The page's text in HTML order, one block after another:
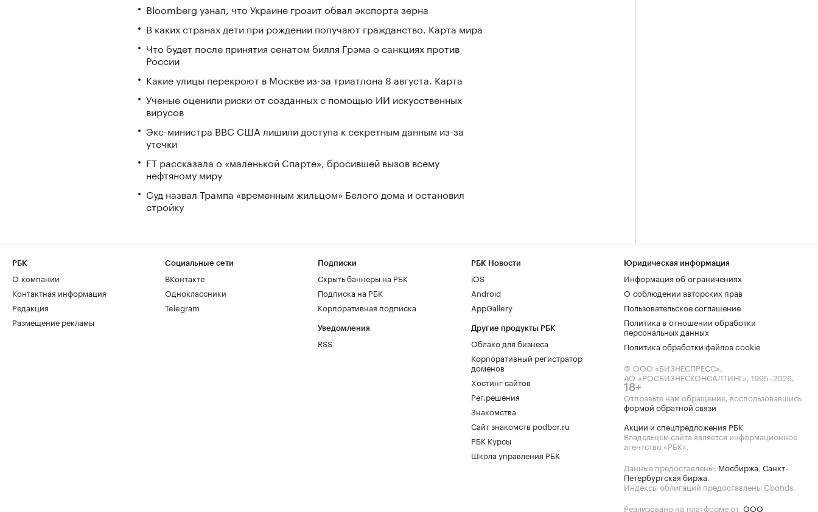
Bloomberg узнал, что Украине грозит обвал экспорта зерна
В каких странах дети при рождении получают гражданство. Карта мира
Что будет после принятия сенатом билля Грэма о санкциях против
России
Какие улицы перекроют в Москве из-за триатлона 8 августа. Карта
Ученые оценили риски от созданных с помощью ИИ искусственных
вирусов
Экс-министра ВВС США лишили доступа к секретным данным из-за
утечки
FT рассказала о «маленькой Спарте», бросившей вызов всему
нефтяному миру
Суд назвал Трампа «временным жильцом» Белого дома и остановил
стройку
РБК
О компании
Контактная информация
Редакция
Размещение рекламы
Социальные сети
ВКонтакте
Одноклассники
Telegram
Подписки
Скрыть баннеры на РБК
Подписка на РБК
Корпоративная подписка
Уведомления
RSS
РБК Новости
iOS
Android
AppGallery
Другие продукты РБК
Облако для бизнеса
Корпоративный регистратор
доменов
Хостинг сайтов
Рег.решения
Знакомства
Сайт знакомств podbor.ru
РБК Курсы
Школа управления РБК
Юридическая информация
Информация об ограничениях
О соблюдении авторских прав
Пользовательское соглашение
Политика в отношении обработки
персональных данных
Политика обработки файлов cookie
© ООО «БИЗНЕСПРЕСС»,
АО «РОСБИЗНЕСКОНСАЛТИНГ», 1995–2026.
18+
Отправьте нам обращение, воспользовавшись
формой обратной связи
Акции и спецпредложения РБК
Владельцем сайта является информационное
агентство «РБК».
Данные предоставлены: Мосбиржа, Санкт-
Петербургская биржа.
Индексы облигаций предоставлены Cbonds.
Реализовано на платформе от ООО